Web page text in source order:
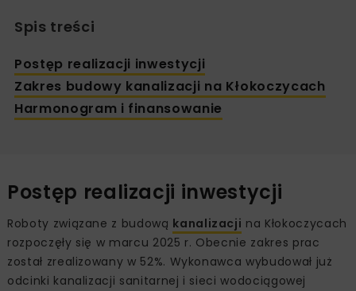
Spis treści
Postęp realizacji inwestycji
Zakres budowy kanalizacji na Kłokoczycach
Harmonogram i finansowanie
Postęp realizacji inwestycji
Roboty związane z budową kanalizacji na Kłokoczycach
rozpoczęły się w marcu 2025 r. Obecnie zakres prac
został zrealizowany w 52%. Wykonawca wybudował już
odcinki kanalizacji sanitarnej i sieci wodociągowej